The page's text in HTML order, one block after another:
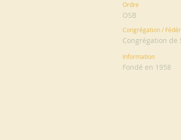
Ordre
OSB
Congrégation /
Congrégation de
Information
Fondé en 1958